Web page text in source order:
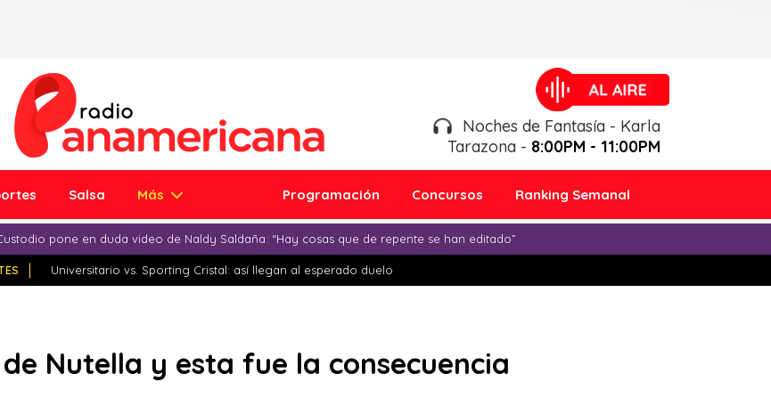
Noches de Fantasía - Karla
Tarazona - 8:00PM - 11:00PM
Salsa Más Programación Concursos Ranking Semanal
pone en duda video de Naldy Saldaña: “Hay cosas que de repente se han editado”
Universitario vs. Sporting Cristal: así llegan al esperado duelo
de Nutella y esta fue la consecuencia